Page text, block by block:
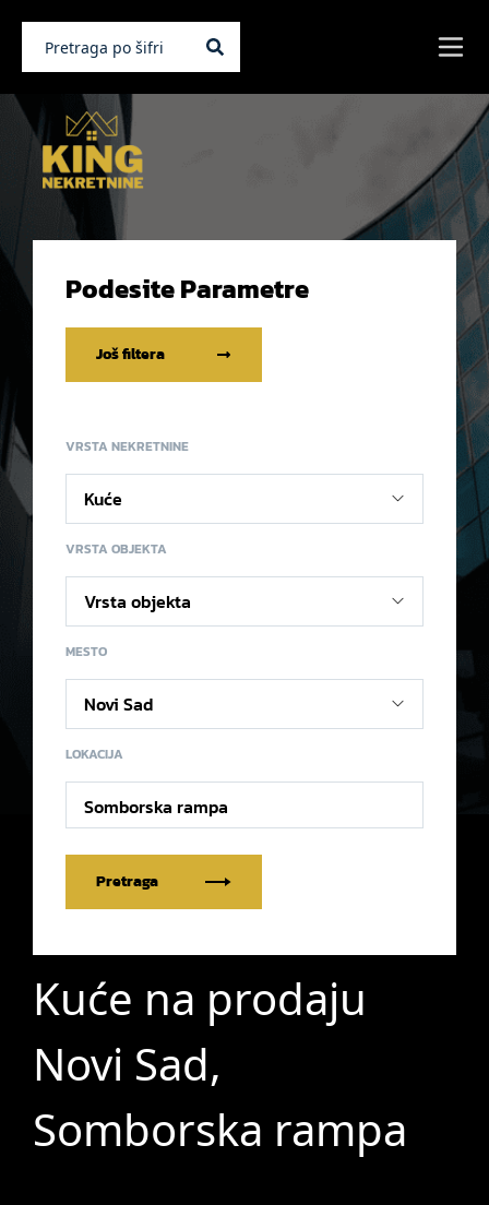
Podesite Parametre
Još filtera
VRSTA NEKRETNINE
VRSTA OBJEKTA
MESTO
LOKACIJA
Somborska rampa
Pretraga
Kuće na prodaju
Novi Sad,
Somborska rampa